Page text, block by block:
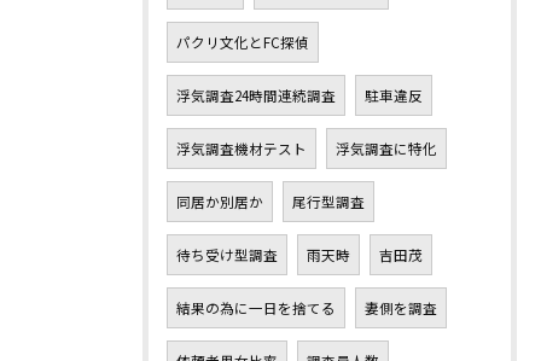
パクリ文化とFC探偵
浮気調査24時間連続調査 駐車違反
浮気調査機材テスト 浮気調査に特化
同居か別居か 尾行型調査
待ち受け型調査 雨天時 吉田茂
結果の為に一日を捨てる 妻側を調査